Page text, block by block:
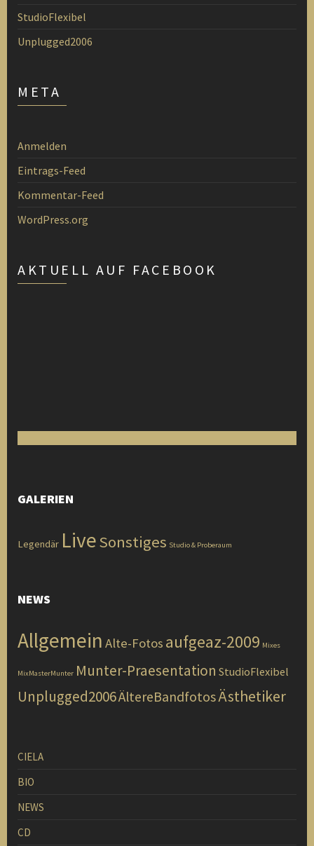
StudioFlexibel
Unplugged2006
META
Anmelden
Eintrags-Feed
Kommentar-Feed
WordPress.org
AKTUELL AUF FACEBOOK
GALERIEN
Legendär LiveSonstiges Studio & Proberaum
NEWS
Allgemein Alte-Fotos aufgeaz-2009 Mixes
MixMasterMunter Munter-Praesentation StudioFlexibel
Unplugged2006ÄltereBandfotosÄsthetiker
CIELA
BIO
NEWS
CD